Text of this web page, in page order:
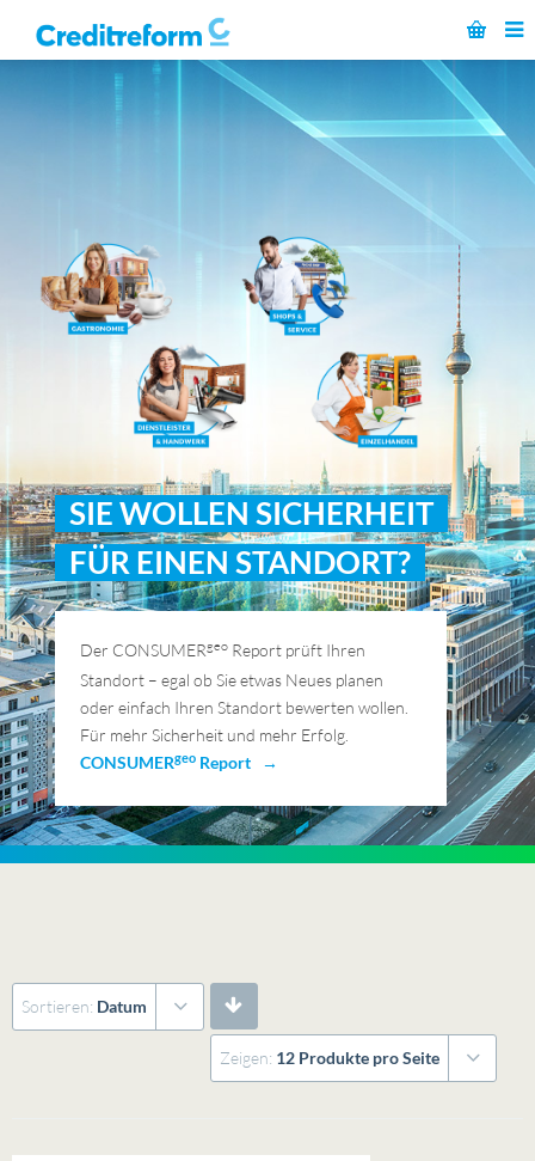
Der CONSUMERgeo Report prüft Ihren
Standort – egal ob Sie etwas Neues planen
oder einfach Ihren Standort bewerten wollen.
Für mehr Sicherheit und mehr Erfolg.
CONSUMERgeo Report →
FÜR EINEN STANDORT?
SIE WOLLEN SICHERHEIT
Sortieren: Datum
Zeigen: 12 Produkte pro Seite